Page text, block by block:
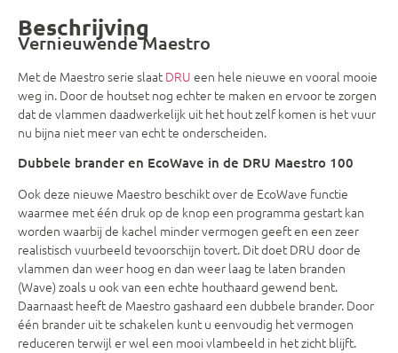
Beschrijving
Vernieuwende Maestro
Met de Maestro serie slaat DRU een hele nieuwe en vooral mooie
weg in. Door de houtset nog echter te maken en ervoor te zorgen
dat de vlammen daadwerkelijk uit het hout zelf komen is het vuur
nu bijna niet meer van echt te onderscheiden.
Dubbele brander en EcoWave in de DRU Maestro 100
Ook deze nieuwe Maestro beschikt over de EcoWave functie
waarmee met één druk op de knop een programma gestart kan
worden waarbij de kachel minder vermogen geeft en een zeer
realistisch vuurbeeld tevoorschijn tovert. Dit doet DRU door de
vlammen dan weer hoog en dan weer laag te laten branden
(Wave) zoals u ook van een echte houthaard gewend bent.
Daarnaast heeft de Maestro gashaard een dubbele brander. Door
één brander uit te schakelen kunt u eenvoudig het vermogen
reduceren terwijl er wel een mooi vlambeeld in het zicht blijft.